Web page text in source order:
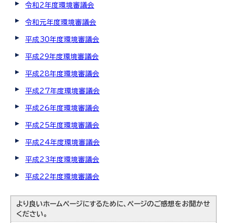
令和2年度環境審議会
令和元年度環境審議会
平成30年度環境審議会
平成29年度環境審議会
平成28年度環境審議会
平成27年度環境審議会
平成26年度環境審議会
平成25年度環境審議会
平成24年度環境審議会
平成23年度環境審議会
平成22年度環境審議会
より良いホームページにするために、ページのご感想をお聞かせ
ください。